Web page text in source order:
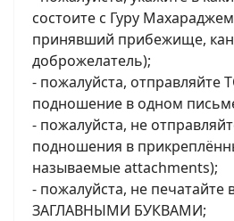
состоите с Гуру
принявший прибежище,
доброжелатель);
- пожалуйста, отправляйте
подношение в одном
- пожалуйста, не
подношения в
называемые attachments);
- пожалуйста, не печатайте
ЗАГЛАВНЫМИ БУКВАМИ;